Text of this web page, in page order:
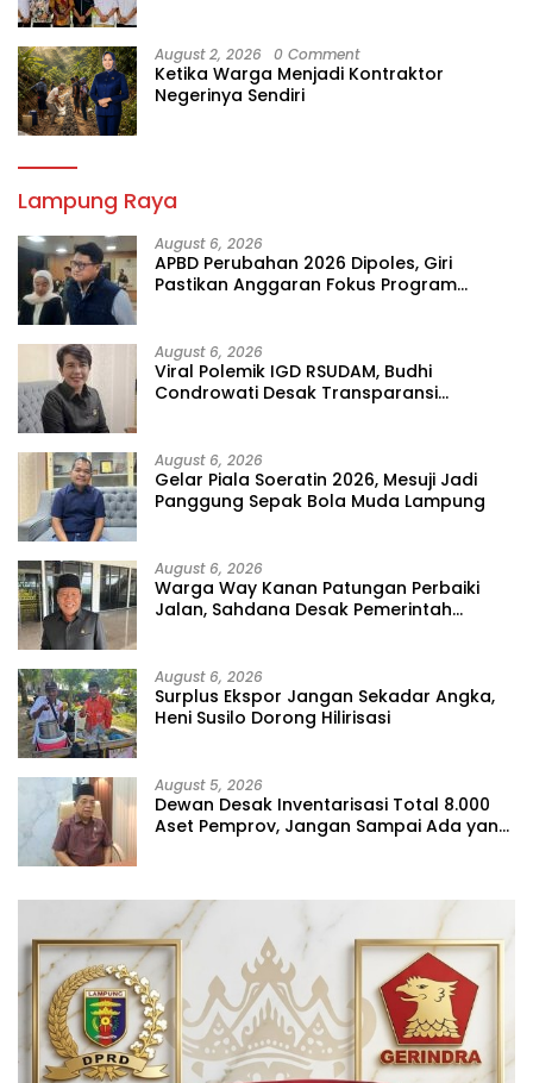
August 2, 2026 0 Comment
Ketika Warga Menjadi Kontraktor
Negerinya Sendiri
Lampung Raya
August 6, 2026
APBD Perubahan 2026 Dipoles, Giri
Pastikan Anggaran Fokus Program
August 6, 2026
Viral Polemik IGD RSUDAM, Budhi
Condrowati Desak Transparansi
August 6, 2026
Gelar Piala Soeratin 2026, Mesuji Jadi
Panggung Sepak Bola Muda Lampung
August 6, 2026
Warga Way Kanan Patungan Perbaiki
Jalan, Sahdana Desak Pemerintah
August 6, 2026
Surplus Ekspor Jangan Sekadar Angka,
Heni Susilo Dorong Hilirisasi
August 5, 2026
Dewan Desak Inventarisasi Total 8.000
Aset Pemprov, Jangan Sampai Ada yang